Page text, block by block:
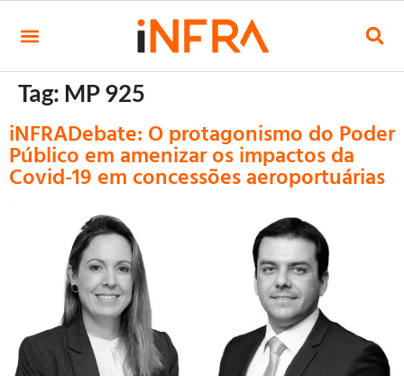
Tag: MP 925
iNFRADebate: O protagonismo do Poder
Público em amenizar os impactos da
Covid-19 em concessões aeroportuárias